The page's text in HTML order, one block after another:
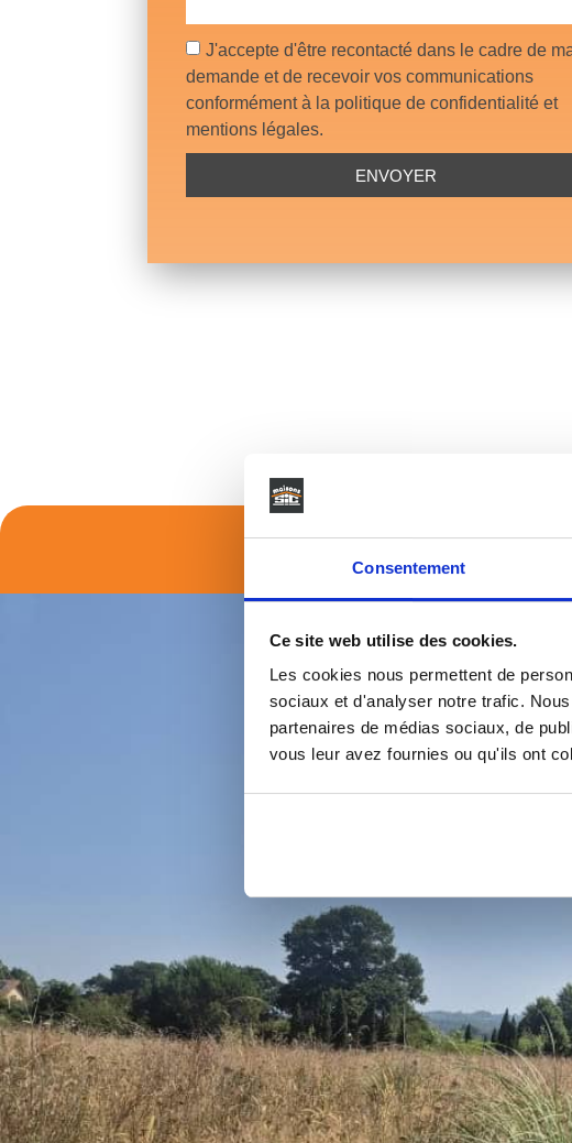
Consentement
Ce site web utilise des cookies.
Les cookies nous permettent de
sociaux et d'analyser notre trafic.
partenaires de médias sociaux, de
vous leur avez fournies ou qu'ils ont
J'accepte d'être recontacté dans le cadre de
demande et de recevoir vos communications
conformément à la politique de confidentialité et
mentions légales.
ENVOYER
Découvrez